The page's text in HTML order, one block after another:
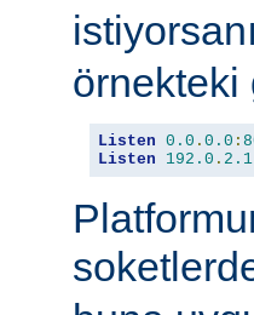
örnekteki
Listen 0.0 . 0.0 :
Listen
192.0 . 2.1